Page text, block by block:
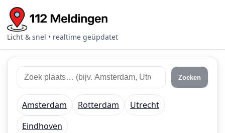
Licht & snel • realtime geüpdatet
Zoek 112 meldingen
Zoek plaats of regio Zoeken
Amsterdam Rotterdam
Utrecht
Eindhoven